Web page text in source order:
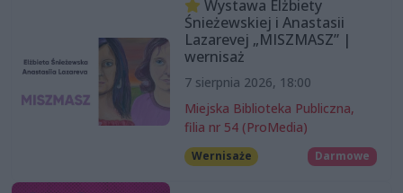
Wystawa Elżbiety
Śnieżewskiej i Anastasii
Lazarevej „MISZMASZ” |
wernisaż
7 sierpnia 2026, 18:00
Miejska Biblioteka Publiczna,
filia nr 54 (ProMedia)
Wernisaże Darmowe